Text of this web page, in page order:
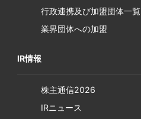
行政連携及び加盟団体一覧
業界団体への加盟
IR情報
株主通信2026
IRニュース